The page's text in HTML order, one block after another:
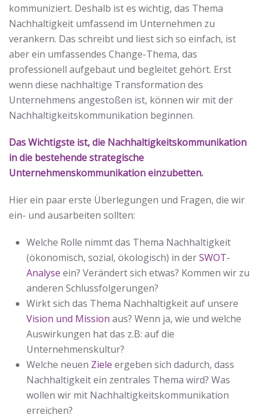
kommuniziert. Deshalb ist es wichtig, das Thema
Nachhaltigkeit umfassend im Unternehmen zu
verankern. Das schreibt und liest sich so einfach, ist
aber ein umfassendes Change-Thema, das
professionell aufgebaut und begleitet gehört. Erst
wenn diese nachhaltige Transformation des
Unternehmens angestoßen ist, können wir mit der
Nachhaltigkeitskommunikation beginnen.
Das Wichtigste ist, die Nachhaltigkeitskommunikation
in die bestehendestrategische
Unternehmenskommunikationeinzubetten.
Hier ein paar erste Überlegungen und Fragen, die wir
ein- und ausarbeiten sollten:
Welche Rolle nimmt das Thema Nachhaltigkeit
(ökonomisch, sozial, ökologisch) in derSWOT-
Analyse ein? Verändert sich etwas? Kommen wir zu
anderen Schlussfolgerungen?
Wirkt sich das Thema Nachhaltigkeit auf unsere
Vision und Mission aus? Wenn ja, wie und welche
Auswirkungen hat das z.B: auf die
Unternehmenskultur?
Welche neuen Ziele ergeben sich dadurch, dass
Nachhaltigkeit ein zentrales Thema wird? Was
wollen wir mit Nachhaltigkeitskommunikation
erreichen?